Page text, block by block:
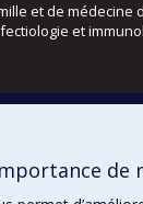
et de médecine
et